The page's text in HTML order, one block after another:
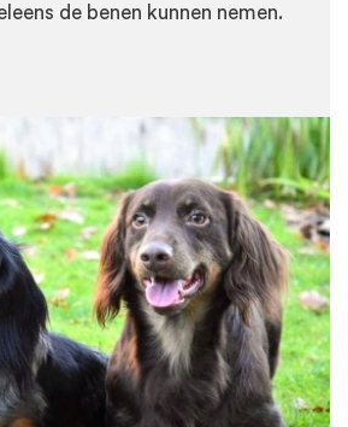
de benen kunnen nemen.